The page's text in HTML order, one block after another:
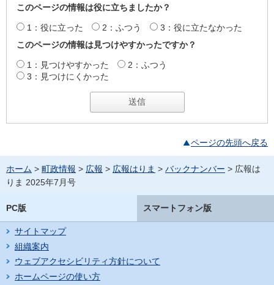
このページの情報は役に立ちましたか？
1：役に立った 2：ふつう
3：役に立たなかった
このページの情報は見つけやすかったですか？
1：見つけやすかった
2：ふつう
3：見つけにくかった
ページの先頭へ戻る
ホーム > 町政情報 > 広報 > 広報はりま > バックナンバー > 広報は
りま 2025年7月号
PC版 スマートフォン版
サイトマップ
組織案内
ウェブアクセシビリティ方針について
ホームページの使い方